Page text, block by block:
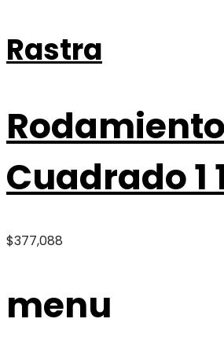
Rastra
Cuadrado 1
$377,088
menu